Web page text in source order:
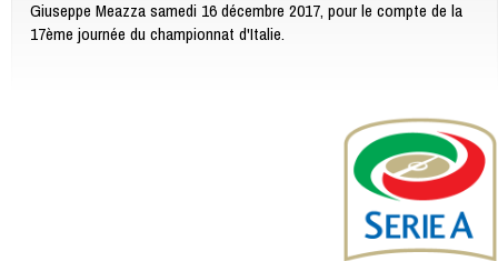
Giuseppe Meazza samedi 16 décembre 2017, pour le compte de la
17ème journée du championnat d'Italie.